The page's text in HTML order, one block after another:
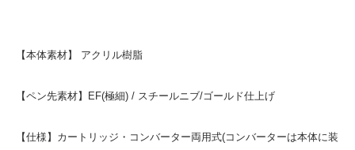
【本体素材】 アクリル樹脂
【ペン先素材】EF(極細) / スチールニブ/ゴールド仕上げ
【仕様】カートリッジ・コンバーター両用式(コンバーターは本体に装